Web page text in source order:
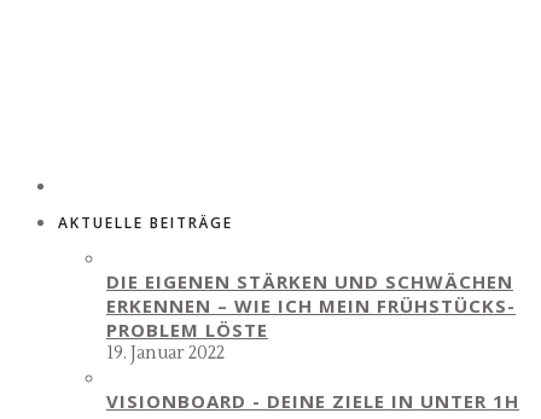
AKTUELLE BEITRÄGE
DIE EIGENEN STÄRKEN UND SCHWÄCHEN
ERKENNEN – WIE ICH MEIN FRÜHSTÜCKS-
PROBLEM LÖSTE
19. Januar 2022
VISIONBOARD - DEINE ZIELE IN UNTER 1H